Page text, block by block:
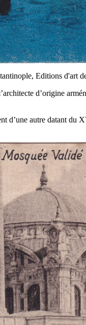
Editions d'art
d’origine
d’une autre datant